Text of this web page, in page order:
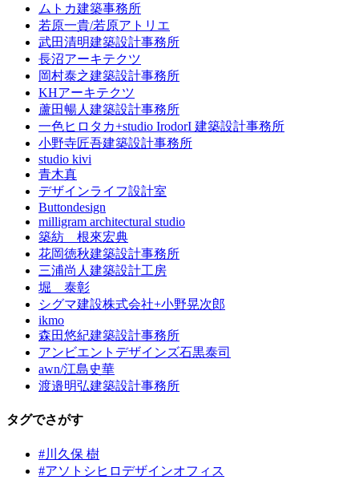
ムトカ建築事務所
若原一貴/若原アトリエ
武田清明建築設計事務所
長沼アーキテクツ
岡村泰之建築設計事務所
KHアーキテクツ
蘆田暢人建築設計事務所
一色ヒロタカ+studio IrodorI 建築設計事務所
小野寺匠吾建築設計事務所
studio kivi
青木真
デザインライフ設計室
Buttondesign
milligram architectural studio
築紡 根來宏典
花岡徳秋建築設計事務所
三浦尚人建築設計工房
堀 泰彰
シグマ建設株式会社+小野晃次郎
ikmo
森田悠紀建築設計事務所
アンビエントデザインズ石黒泰司
awn/江島史華
渡邉明弘建築設計事務所
タグでさがす
#川久保 樹
#アソトシヒロデザインオフィス